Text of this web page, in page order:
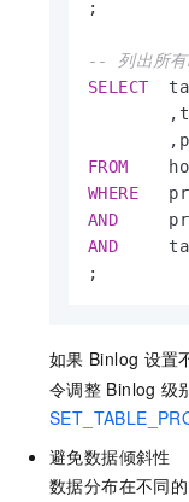
;
-- 列出所有
SELECT
FROM
WHERE
AND
AND
;
如果 Binlog 设置
令调整 Binlog 级
避免数据倾斜性
数据分布在不同的